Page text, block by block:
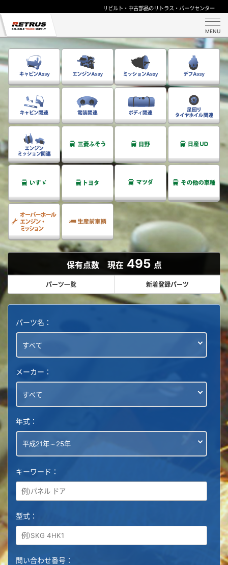
リビルト・中古部品のリトラス・パーツセンター
MENU
保有点数 現在495 点
パーツ一覧 新着登録パーツ
パーツ名：
メーカー：
年式：
キーワード：
型式：
問い合わせ番号：